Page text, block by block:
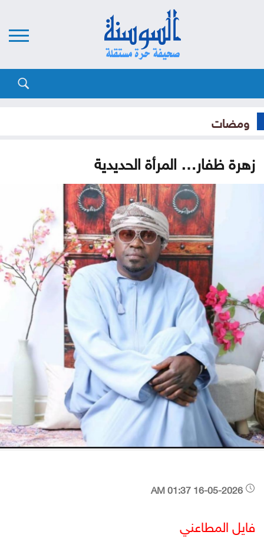
ومضات
زهرة ظفار… المرأة الحديدية
فايل المطاعني